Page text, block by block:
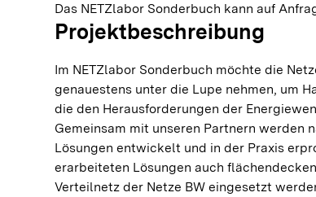
Das NETZlabor Sonderbuch kann auf
Projektbeschreibung
Im NETZlabor Sonderbuch möchte die
genauestens unter die Lupe nehmen, um
die den Herausforderungen der
Gemeinsam mit unseren Partnern
Lösungen entwickelt und in der Praxis
erarbeiteten Lösungen auch
Verteilnetz der Netze BW eingesetzt